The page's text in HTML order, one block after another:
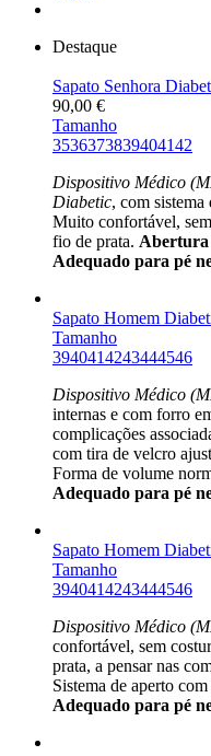
Destaque
Sapato Senhora
90,00 €
Tamanho
3536373839404142
Dispositivo Médico
Diabetic, com sistema
Muito confortável,
fio de prata. Abertura
Adequado para pé
Sapato Homem
Tamanho
3940414243444546
Dispositivo Médico
internas e com forro
complicações
com tira de velcro
Forma de volume
Adequado para pé
Sapato Homem
Tamanho
3940414243444546
Dispositivo Médico
confortável, sem
prata, a pensar nas
Sistema de aperto com
Adequado para pé